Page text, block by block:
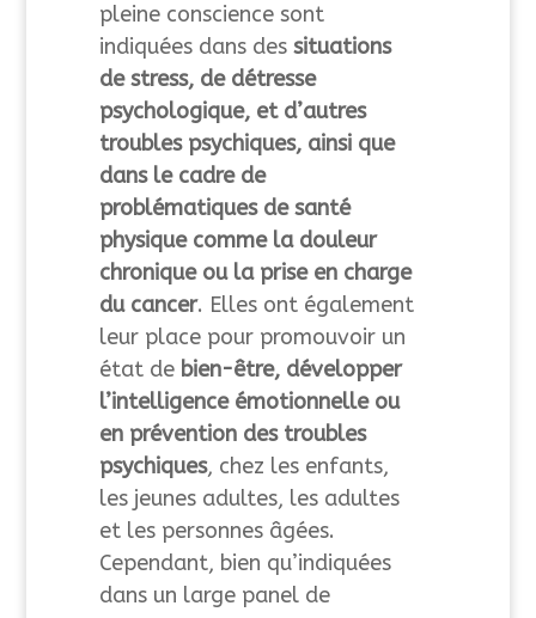
pleine conscience sont
indiquées dans dessituations
de stress, de détresse
psychologique, et d’autres
troubles psychiques, ainsi que
dans le cadre de
problématiques de santé
physique comme la douleur
chronique ou la prise en charge
du cancer. Elles ont également
leur place pour promouvoir un
état de bien-être, développer
l’intelligence émotionnelle ou
en prévention des troubles
psychiques, chez les enfants,
les jeunes adultes, les adultes
et les personnes âgées.
Cependant, bien qu’indiquées
dans un large panel de